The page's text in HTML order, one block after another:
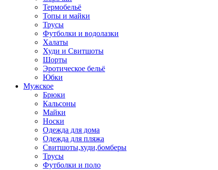
Термобельё
Топы и майки
Трусы
Футболки и водолазки
Халаты
Худи и Свитшоты
Шорты
Эротическое бельё
Юбки
Мужское
Брюки
Кальсоны
Майки
Носки
Одежда для дома
Одежда для пляжа
Свитшоты,худи,бомберы
Трусы
Футболки и поло